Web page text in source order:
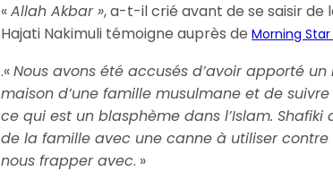
«Allah Akbar », a-t-il crié avant de se saisir de
Hajati Nakimuli témoigne auprès deMorning Star
.«Nous avons été accusés d’avoir apporté
maison d’une famille musulmane et de suivre
ce qui est un blasphème dans l’Islam.
de la famille avec une canne à utiliser
nous frapper avec. »